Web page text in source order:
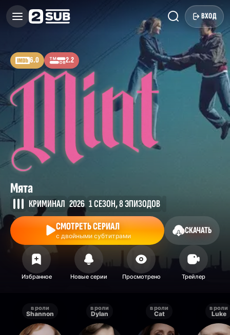
ВХОД
6.0 2.2
Мята
КРИМИНАЛ 2026 1 СЕЗОН, 8 ЭПИЗОДОВ
СМОТРЕТЬ СЕРИАЛ
с двойными субтитрами
СКАЧАТЬ
в роли
Shannon
в роли
Dylan
в роли
Cat
в роли
Luke